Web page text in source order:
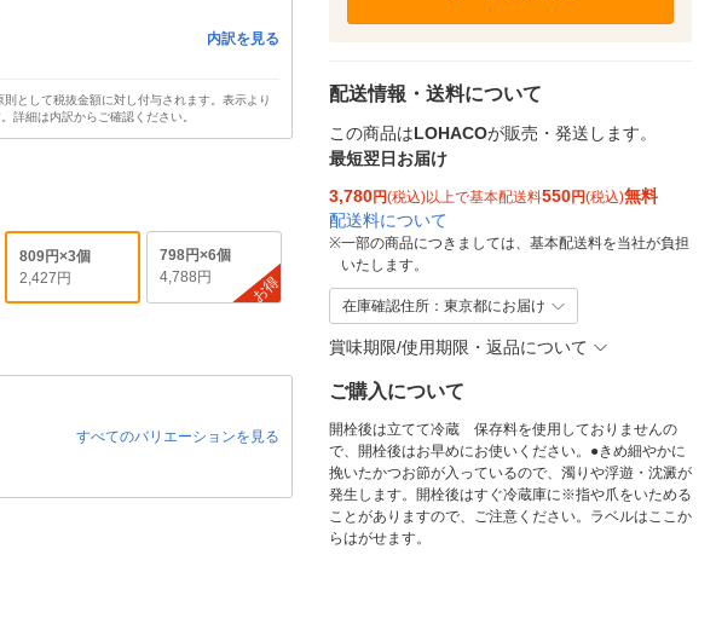
内訳を見る
として税抜金額に対し付与されます。表示より
詳細は内訳からご確認ください。
809円×3個
2,427円
798円×6個
4,788円
お得
すべてのバリエーションを見る
配送情報・送料について
この商品はLOHACOが販売・発送します。
最短翌日お届け
3,780円(税込)以上で基本配送料550円(税込)無料
配送料について
※一部の商品につきましては、基本配送料を当社が負担
いたします。
在庫確認住所：東京都にお届け
賞味期限/使用期限・返品について
ご購入について
開栓後は立てて冷蔵 保存料を使用しておりませんの
で、開栓後はお早めにお使いください。●きめ細やかに
挽いたかつお節が入っているので、濁りや浮遊・沈澱が
発生します。開栓後はすぐ冷蔵庫に※指や爪をいためる
ことがありますので、ご注意ください。ラベルはここか
らはがせます。